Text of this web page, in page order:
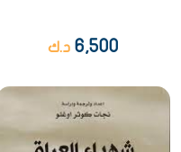
6,500 د.ك